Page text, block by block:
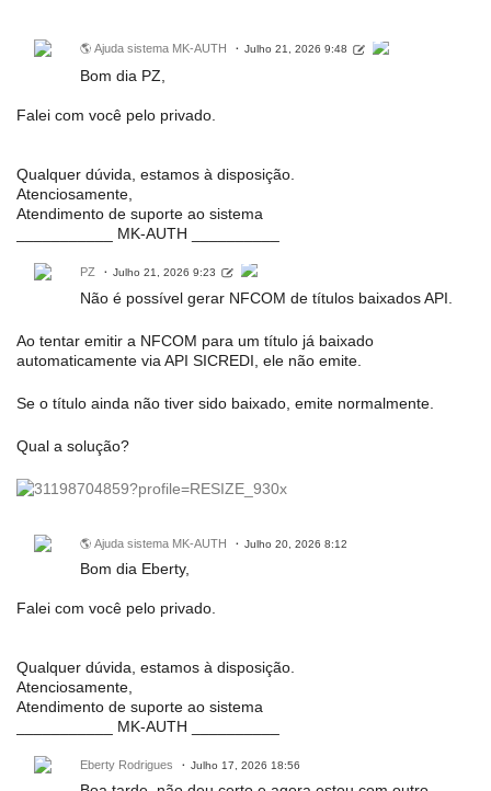
🌎 Ajuda sistema MK-AUTH Julho 21, 2026 9:48
Bom dia PZ,
Falei com você pelo privado.
Qualquer dúvida, estamos à disposição.
Atenciosamente,
Atendimento de suporte ao sistema
___________ MK-AUTH __________
PZ Julho 21, 2026 9:23
Não é possível gerar NFCOM de títulos baixados API.
Ao tentar emitir a NFCOM para um título já baixado
automaticamente via API SICREDI, ele não emite.
Se o título ainda não tiver sido baixado, emite normalmente.
Qual a solução?
🌎 Ajuda sistema MK-AUTH Julho 20, 2026 8:12
Bom dia Eberty,
Falei com você pelo privado.
Qualquer dúvida, estamos à disposição.
Atenciosamente,
Atendimento de suporte ao sistema
___________ MK-AUTH __________
Eberty Rodrigues Julho 17, 2026 18:56